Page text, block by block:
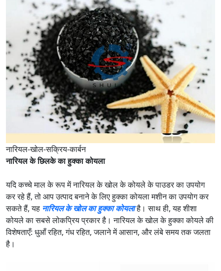
नारियल-खोल-सक्रिय-कार्बन
नारियल के छिलके का हुक्का कोयला
यदि कच्चे माल के रूप में नारियल के खोल के कोयले के पाउडर का उपयोग
कर रहे हैं, तो आप उत्पाद बनाने के लिए हुक्का कोयला मशीन का उपयोग कर
सकते हैं, यह नारियल के खोल का हुक्का कोयलाहै। साथ ही, यह शीशा
कोयले का सबसे लोकप्रिय प्रकार है। नारियल के खोल के हुक्का कोयले की
विशेषताएँ: धुआँ रहित, गंध रहित, जलाने में आसान, और लंबे समय तक जलता
है।